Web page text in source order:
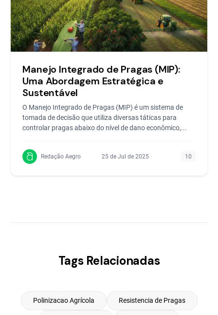
Manejo Integrado de Pragas (MIP):
Uma Abordagem Estratégica e
Sustentável
O Manejo Integrado de Pragas (MIP) é um sistema de
tomada de decisão que utiliza diversas táticas para
controlar pragas abaixo do nível de dano econômico,...
Redação Aegro 25 de Jul de 2025 10
Tags Relacionadas
Polinizacao Agrícola Resistencia de Pragas